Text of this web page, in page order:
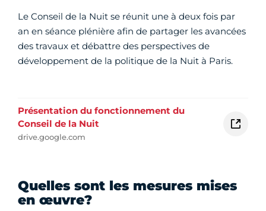
Le Conseil de la Nuit se réunit une à deux fois par
an en séance plénière afin de partager les avancées
des travaux et débattre des perspectives de
développement de la politique de la Nuit à Paris.
Présentation du fonctionnement du
Conseil de la Nuit
drive.google.com
Quelles sont les mesures mises
en œuvre?